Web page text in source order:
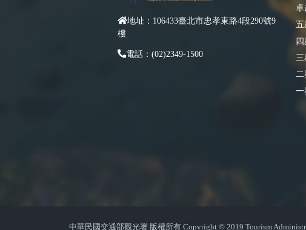
地址：106433臺北市忠孝東路4段290號9
樓
電話：(02)2349-1500
卓
五
四
三
二
一
中華民國交通部觀光署 版權所有 Copyright © 2019 Tourism